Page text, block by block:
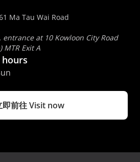
Ma Tau Wai Road
at 10 Kowloon City Road
MTR Exit A
hours
即前往 Visit now